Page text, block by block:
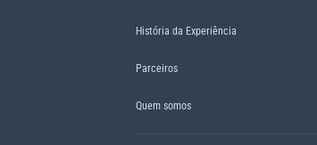
História da Experiência
Parceiros
Quem somos